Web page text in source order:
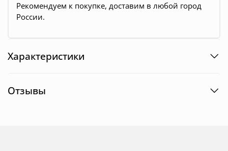
Рекомендуем к покупке, доставим в любой город
России.
Характеристики
Отзывы